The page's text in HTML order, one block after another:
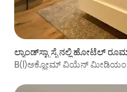
ಲ್ಯಾಂಡ್‌ಸ್ಟ್ರಾಸ್ಸೆ ನಲ್ಲಿ ಹೋಟೆಲ್
B(l)ಅಕ್ಹೋಮ್ ವಿಯೆನ್ ಮೀಡಿಯಂ